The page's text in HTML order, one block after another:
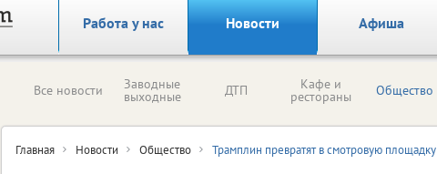
Работа у нас Новости Афиша
Все новости Заводные
выходные ДТП Кафе и
рестораны Общество
Главная Новости Общество Трамплин превратят в смотровую площадку